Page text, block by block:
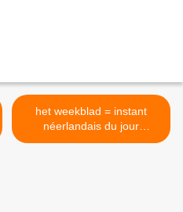
het weekblad = instant
néerlandais du jour
(2021_10_20) >